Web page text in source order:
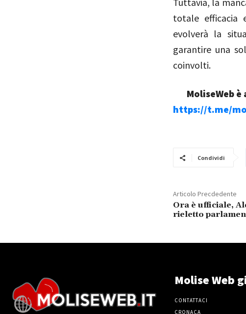
totale efficacia
evolverà la
garantire una
coinvolti.
MoliseWeb
https://t.me/
Condividi
Articolo Precdedente
Ora è ufficiale,
rieletto
Molise Web
CONTATTACI
CRONACA